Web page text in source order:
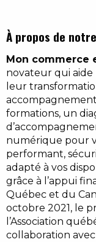
À propos de
Mon commerce
novateur qui aide
leur
formations, un
numérique pour
performant,
adapté à vos
grâce à l’appui
Québec et du
octobre 2021, le
l’Association
collaboration